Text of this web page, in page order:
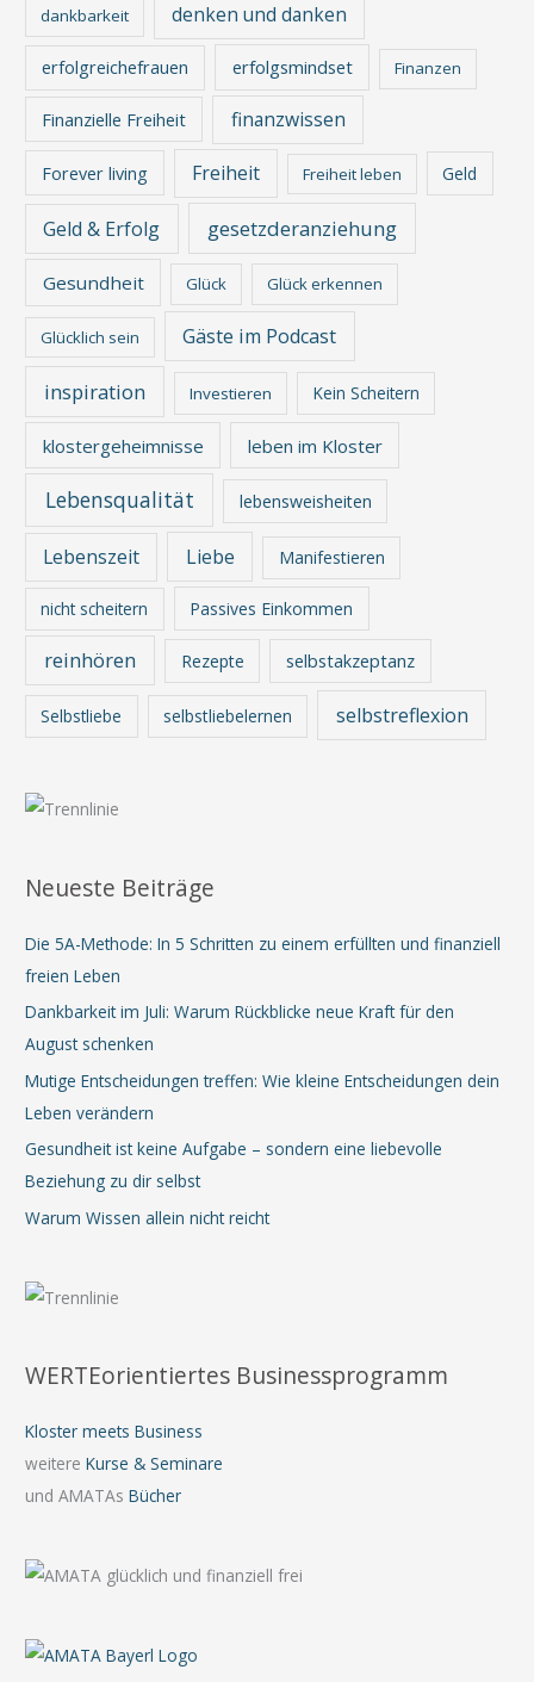
dankbarkeit denken und danken
erfolgreichefrauen erfolgsmindset Finanzen
Finanzielle Freiheit finanzwissen
Forever living Freiheit Freiheit leben Geld
Geld & Erfolg gesetzderanziehung
Gesundheit Glück Glück erkennen
Glücklich sein Gäste im Podcast
inspiration Investieren Kein Scheitern
klostergeheimnisse leben im Kloster
Lebensqualität lebensweisheiten
Lebenszeit Liebe Manifestieren
nicht scheitern Passives Einkommen
reinhören Rezepte selbstakzeptanz
Selbstliebe selbstliebelernen selbstreflexion
Neueste Beiträge
Die 5A-Methode: In 5 Schritten zu einem erfüllten und finanziell
freien Leben
Dankbarkeit im Juli: Warum Rückblicke neue Kraft für den
August schenken
Mutige Entscheidungen treffen: Wie kleine Entscheidungen dein
Leben verändern
Gesundheit ist keine Aufgabe – sondern eine liebevolle
Beziehung zu dir selbst
Warum Wissen allein nicht reicht
WERTEorientiertes Businessprogramm
Kloster meets Business
weitereKurse & Seminare
und AMATAsBücher